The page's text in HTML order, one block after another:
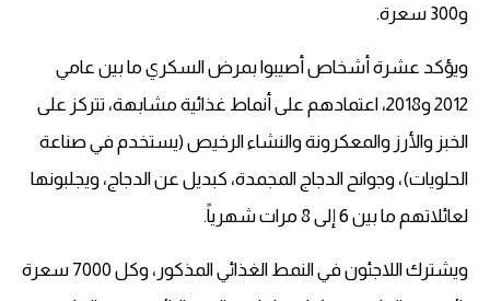
و300 سعرة.
ويؤكد عشرة أشخاص أصيبوا بمرض السكري ما بين عامي
2012 و2018، اعتمادهم على أنماط غذائية مشابهة، تتركز على
الخبز والأرز والمعكرونة والنشاء الرخيص (يستخدم في صناعة
الحلويات)، وجوانح الدجاج المجمدة، كبديل عن الدجاج، ويجلبونها
لعائلاتهم ما بين 6 إلى 8 مرات شهرياً.
ويشترك اللاجئون في النمط الغذائي المذكور، وكل 7000 سعرة